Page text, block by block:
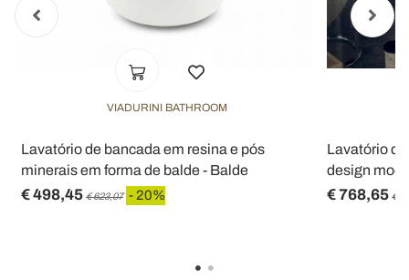
VIADURINI BATHROOM
Lavatório de bancada em resina e pós
minerais em forma de balde - Balde
€ 498,45 € 623,07 - 20%
Lavatório
design
€ 768,65 €